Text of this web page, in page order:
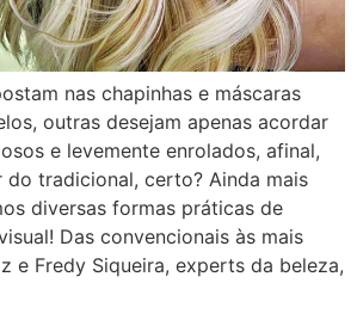
nas chapinhas e máscaras
outras desejam apenas acordar
e levemente enrolados, afinal,
do tradicional, certo? Ainda mais
diversas formas práticas de
Das convencionais às mais
e Fredy Siqueira, experts da beleza,